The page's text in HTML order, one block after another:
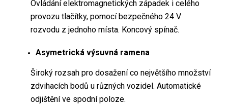
Ovládání elektromagnetických západek i celého
provozu tlačítky, pomocí bezpečného 24 V
rozvodu z jednoho místa. Koncový spínač.
Asymetrická výsuvná ramena
Široký rozsah pro dosažení co největšího množství
zdvihacích bodů u různých vozidel. Automatické
odjištění ve spodní poloze.